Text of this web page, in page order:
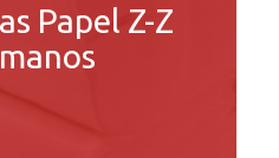
Papel Z-Z